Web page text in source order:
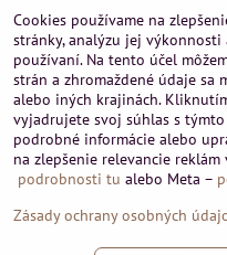
Hurbanová 3807/21, 03601
Prevádzka a obchodné
A-PEMA, s.r.o.
Severná 14, 03601 Martin
+421 911 532545
+421 903 807209
©
Cookies používame na
stránky, analýzu jej
používaní. Na tento účel
strán a zhromaždené údaje sa
alebo iných krajinách.
vyjadrujete svoj súhlas s
podrobné informácie alebo
na zlepšenie relevancie
podrobnosti tu alebo Meta –
Zásady ochrany osobných